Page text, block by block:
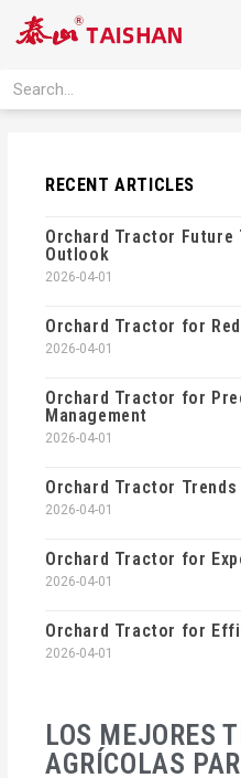
Search
LOS MEJORES
AGRÍCOLAS
RECENT ARTICLES
Orchard Tractor Future
Outlook
2026-04-01
Orchard Tractor for
2026-04-01
Orchard Tractor for
Management
2026-04-01
Orchard Tractor
2026-04-01
Orchard Tractor for
2026-04-01
Orchard Tractor for
2026-04-01